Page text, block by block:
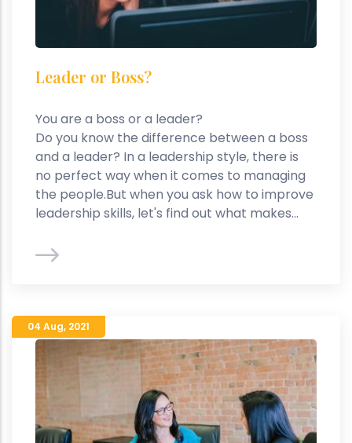
Leader or Boss?
You are a boss or a leader?
Do you know the difference between a boss
and a leader? In a leadership style, there is
no perfect way when it comes to managing
the people.But when you ask how to improve
leadership skills, let's find out what makes...
04 Aug, 2021